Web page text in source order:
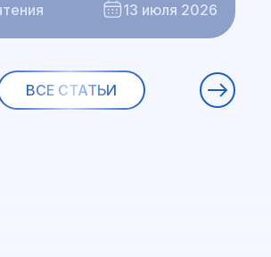
13 июля 2026
ВСЕ СТАТЬИ